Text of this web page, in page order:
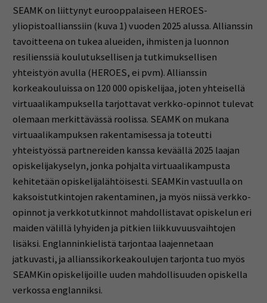
SEAMK on liittynyt eurooppalaiseen HEROES-
yliopistoallianssiin (kuva 1) vuoden 2025 alussa. Allianssin
tavoitteena on tukea alueiden, ihmisten ja luonnon
resilienssiä koulutuksellisen ja tutkimuksellisen
yhteistyön avulla (HEROES, ei pvm). Allianssin
korkeakouluissa on 120 000 opiskelijaa, joten yhteisellä
virtuaalikampuksella tarjottavat verkko-opinnot tulevat
olemaan merkittävässä roolissa. SEAMK on mukana
virtuaalikampuksen rakentamisessa ja toteutti
yhteistyössä partnereiden kanssa keväällä 2025 laajan
opiskelijakyselyn, jonka pohjalta virtuaalikampusta
kehitetään opiskelijalähtöisesti. SEAMKin vastuulla on
kaksoistutkintojen rakentaminen, ja myös niissä verkko-
opinnot ja verkkotutkinnot mahdollistavat opiskelun eri
maiden välillä lyhyiden ja pitkien liikkuvuusvaihtojen
lisäksi. Englanninkielistä tarjontaa laajennetaan
jatkuvasti, ja allianssikorkeakoulujen tarjonta tuo myös
SEAMKin opiskelijoille uuden mahdollisuuden opiskella
verkossa englanniksi.